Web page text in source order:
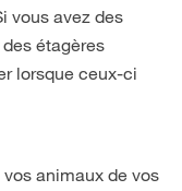
vous avez des
étagères
lorsque ceux-ci
animaux de vos